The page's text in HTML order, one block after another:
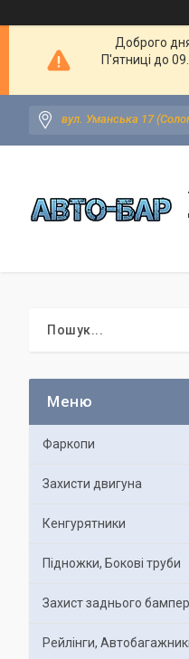
Доброго
П'ятниці до
вул. Уманська 17
Фаркопи
Захисти двигуна
Кенгурятники
Підножки, Бокові труби
Захист заднього
Рейлінги,